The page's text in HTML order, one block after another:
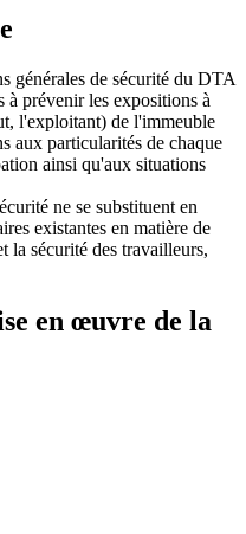
générales de sécurité du DTA
à prévenir les expositions à
l'exploitant) de l'immeuble
aux particularités de chaque
ainsi qu'aux situations
ne se substituent en
existantes en matière de
la sécurité des travailleurs,
en œuvre de la